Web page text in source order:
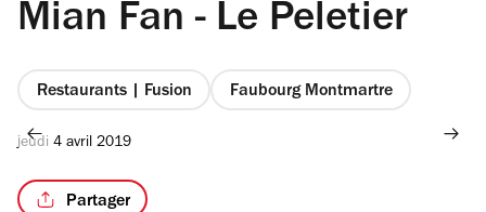
Mian Fan - Le Peletier
Restaurants | Fusion Faubourg Montmartre
jeudi 4 avril 2019
Partager